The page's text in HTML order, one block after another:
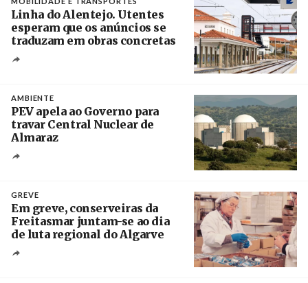
Linha do Alentejo. Utentes
esperam que os anúncios se
traduzam em obras concretas
AMBIENTE
PEV apela ao Governo para
travar Central Nuclear de
Almaraz
GREVE
Em greve, conserveiras da
Freitasmar juntam-se ao dia
de luta regional do Algarve